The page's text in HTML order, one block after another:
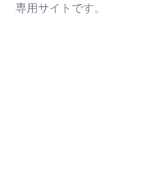
専用サイトです。